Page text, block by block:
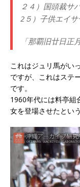
２４）国頭裁サ
2５）子供エイサ
「那覇旧廿日正
これはジュリ馬がい
ですが、これはステ
です。
1960年代には料亭組
女を登場させたとい